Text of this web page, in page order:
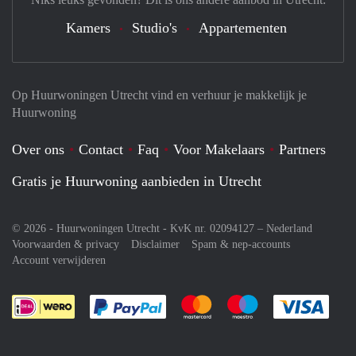
Op Huurwoningen Utrecht vind en verhuur je makkelijk je
Huurwoning
Over ons Contact Faq Voor Makelaars
Partners
Gratis je Huurwoning aanbieden in Utrecht
© 2026 - Huurwoningen Utrecht - KvK nr. 02094127 – Nederland
Voorwaarden & privacy
Disclaimer
Spam & nep-accounts
Account verwijderen
Je rekent gemakkelijk af met Paypal
Je rekent gemakkelijk af met
Je rekent
Kamers Studio's Appartementen